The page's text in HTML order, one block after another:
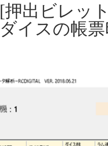
[押出ビレッ
ダイスの帳